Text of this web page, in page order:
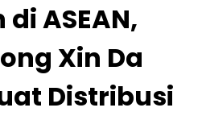
ASEAN,
Xin Da
Distribusi